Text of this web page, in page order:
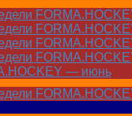
— июнь